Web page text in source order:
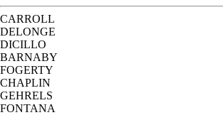
CARROLL
DELONGE
DICILLO
BARNABY
FOGERTY
CHAPLIN
GEHRELS
FONTANA